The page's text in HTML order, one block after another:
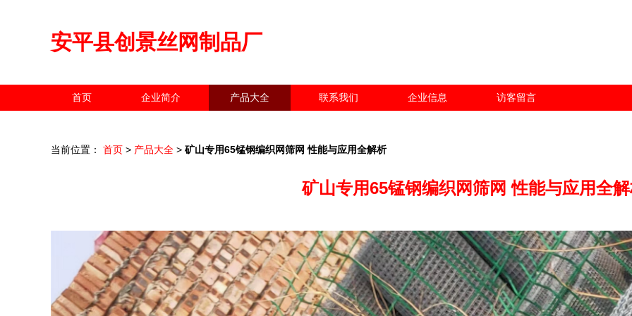
安平县创景丝网制品厂
首页 企业简介 产品大全 联系我们 企业信息 访客留言
当前位置： 首页 > 产品大全 > 矿山专用65锰钢编织网筛网 性能与应用全解析
矿山专用65锰钢编织网筛网 性能与应用全